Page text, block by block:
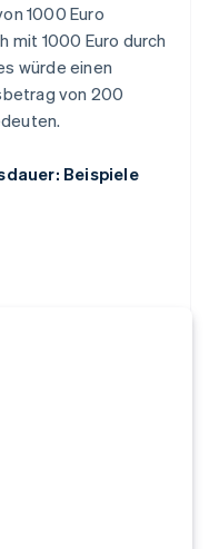
1000 Euro
mit 1000 Euro durch
würde einen
von 200
Beispiele